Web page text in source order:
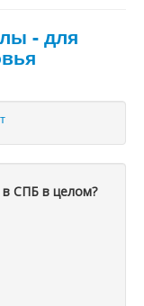
- для
в СПБ в целом?